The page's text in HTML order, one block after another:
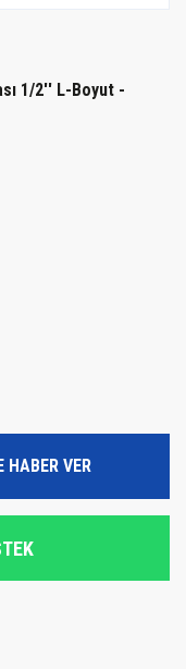
1/2'' L-Boyut -
HABER VER